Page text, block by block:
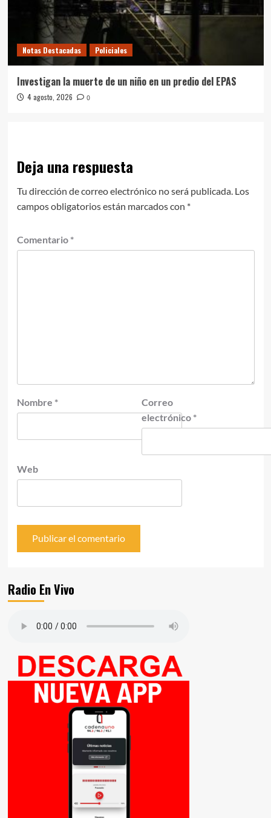
Notas Destacadas Policiales
Investigan la muerte de un niño en un predio del EPAS
4 agosto, 2026 0
Deja una respuesta
Tu dirección de correo electrónico no será publicada. Los
campos obligatorios están marcados con *
Comentario *
Nombre *
Correo
electrónico *
Web
Radio En Vivo